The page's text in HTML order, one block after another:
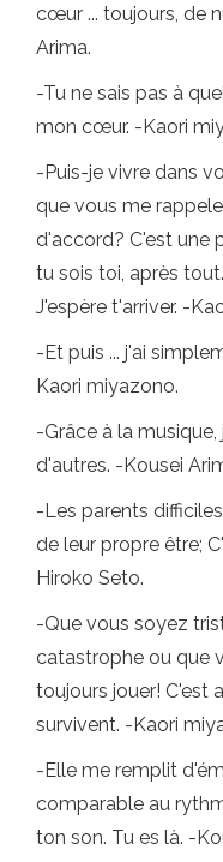
cœur ... toujours, de
Arima.
-Tu ne sais pas à
mon cœur. -Kaori
-Puis-je vivre dans
que vous me
d'accord? C'est une
tu sois toi, après
J'espère t'arriver. -
-Et puis ... j'ai
Kaori miyazono.
-Grâce à la
d'autres. -Kousei
-Les parents
de leur propre être;
Hiroko Seto.
-Que vous soyez
catastrophe ou que
toujours jouer! C'est
survivent. -Kaori
-Elle me remplit
comparable au
ton son. Tu es là. -